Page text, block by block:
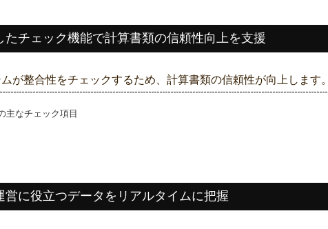
たチェック機能で計算書類の信頼性向上を支援
が整合性をチェックするため、計算書類の信頼性が向上します。
営に役立つデータをリアルタイムに把握